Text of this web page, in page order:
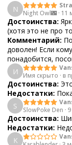
N
Night Owl🌃 · 11
Достоинства:
(хотя это не про
Комментарий:
доволен! Если
понадобится,
И
Имя скрыто · в
Достоинства:
Недостатки:
S
SlowPoke Den ·
Достоинства:
Недостатки:
K